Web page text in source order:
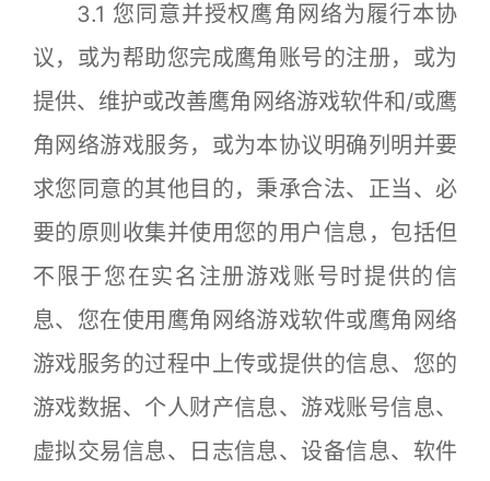
3.1 您同意并授权鹰角网络为履行本协
议，或为帮助您完成鹰角账号的注册，或为
提供、维护或改善鹰角网络游戏软件和/或鹰
角网络游戏服务，或为本协议明确列明并要
求您同意的其他目的，秉承合法、正当、必
要的原则收集并使用您的用户信息，包括但
不限于您在实名注册游戏账号时提供的信
息、您在使用鹰角网络游戏软件或鹰角网络
游戏服务的过程中上传或提供的信息、您的
游戏数据、个人财产信息、游戏账号信息、
虚拟交易信息、日志信息、设备信息、软件